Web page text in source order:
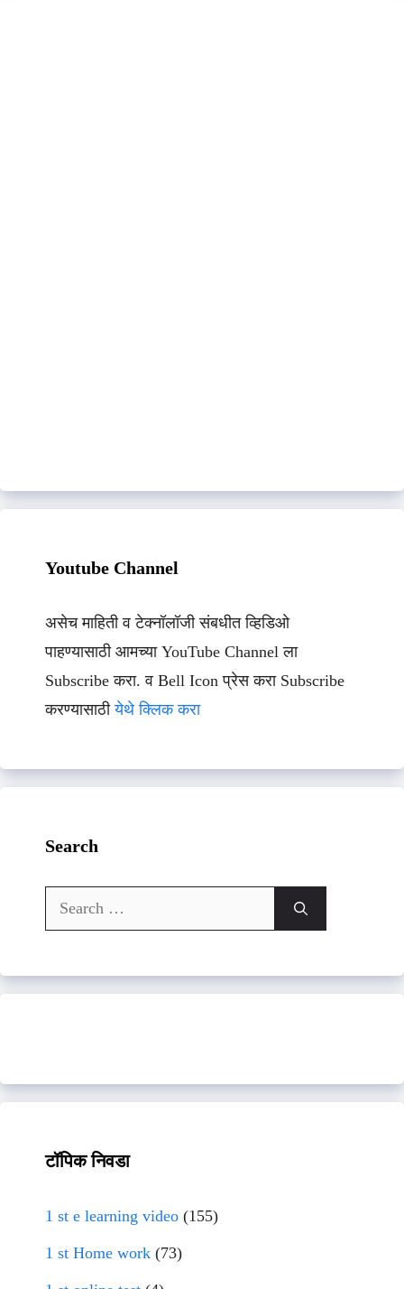
Youtube Channel
असेच माहिती व टेक्नॉलॉजी संबधीत व्हिडिओ
पाहण्यासाठी आमच्या YouTube Channel ला
Subscribe करा. व Bell Icon प्रेस करा Subscribe
करण्यासाठीयेथे क्लिक करा
Search
Search
for:
टॉपिक निवडा
1 st e learning video (155)
1 st Home work (73)